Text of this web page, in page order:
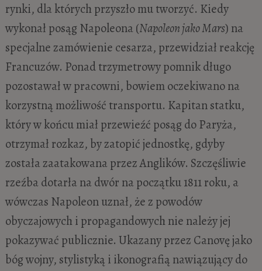
rynki, dla których przyszło mu tworzyć. Kiedy
wykonał posąg Napoleona (Napoleon jako Mars) na
specjalne zamówienie cesarza, przewidział reakcję
Francuzów. Ponad trzymetrowy pomnik długo
pozostawał w pracowni, bowiem oczekiwano na
korzystną możliwość transportu. Kapitan statku,
który w końcu miał przewieźć posąg do Paryża,
otrzymał rozkaz, by zatopić jednostkę, gdyby
została zaatakowana przez Anglików. Szczęśliwie
rzeźba dotarła na dwór na początku 1811 roku, a
wówczas Napoleon uznał, że z powodów
obyczajowych i propagandowych nie należy jej
pokazywać publicznie. Ukazany przez Canovę jako
bóg wojny, stylistyką i ikonografią nawiązujący do